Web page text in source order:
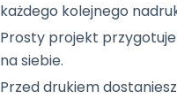
każdego kolejnego
Prosty projekt
na siebie.
Przed drukiem